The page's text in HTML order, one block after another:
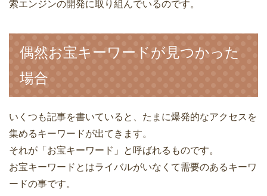
索エンジンの開発に取り組んでいるのです。
偶然お宝キーワードが見つかった
場合
いくつも記事を書いていると、たまに爆発的なアクセスを
集めるキーワードが出てきます。
それが「お宝キーワード」と呼ばれるものです。
お宝キーワードとはライバルがいなくて需要のあるキーワ
ードの事です。